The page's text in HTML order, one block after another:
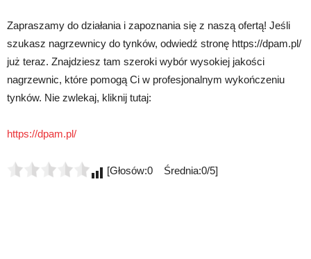
Zapraszamy do działania i zapoznania się z naszą ofertą! Jeśli
szukasz nagrzewnicy do tynków, odwiedź stronę https://dpam.pl/
już teraz. Znajdziesz tam szeroki wybór wysokiej jakości
nagrzewnic, które pomogą Ci w profesjonalnym wykończeniu
tynków. Nie zwlekaj, kliknij tutaj:
https://dpam.pl/
[Głosów:0 Średnia:0/5]